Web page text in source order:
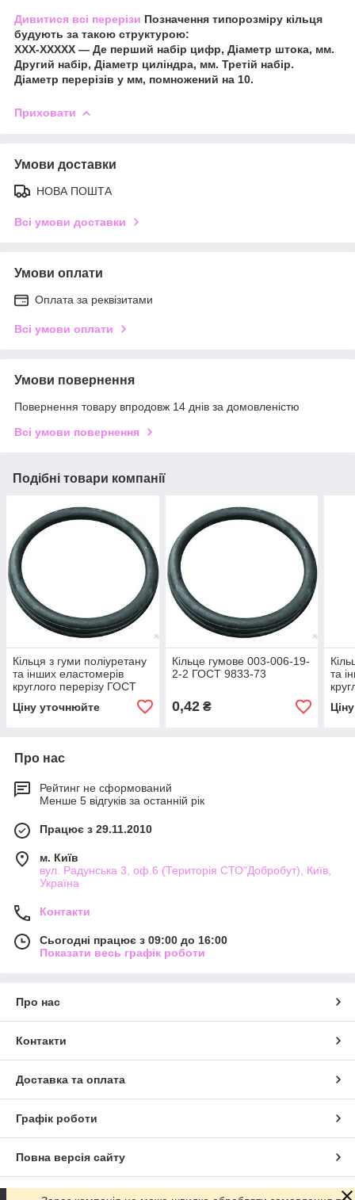
Дивитися всі перерізи Позначення типорозміру кільця
будують за такою структурою:
XXХ-ХХХХХ — Де перший набір цифр, Діаметр штока, мм.
Другий набір, Діаметр циліндра, мм. Третій набір.
Діаметр перерізів у мм, помножений на 10.
Приховати
Умови доставки
НОВА ПОШТА
Всі умови доставки
Умови оплати
Оплата за реквізитами
Всі умови оплати
Умови повернення
Повернення товару впродовж 14 днів за домовленістю
Всі умови повернення
Подібні товари компанії
Кільця з гуми поліуретану
та інших еластомерів
круглого перерізу ГОСТ
9833-74 переріз 7,5 мм.
Ціну уточнюйте
Кільце гумове 003-006-19-
2-2 ГОСТ 9833-73
0,42₴
та
Про нас
Рейтинг не сформований
Менше 5 відгуків за останній рік
Працює з 29.11.2010
м. Київ
вул. Радунська 3, оф.6 (Територія СТО"Добробут), Київ,
Україна
Контакти
Сьогодні працює з 09:00 до 16:00
Показати весь графік роботи
Про нас
Контакти
Доставка та оплата
Графік роботи
Повна версія сайту
Сайт створено на маркетплейсіProm.ua